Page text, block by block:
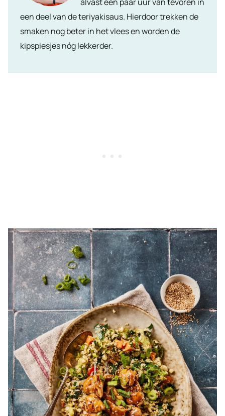
een deel van de teriyakisaus. Hierdoor trekken de
smaken nog beter in het vlees en worden de
kipspiesjes nóg lekkerder.